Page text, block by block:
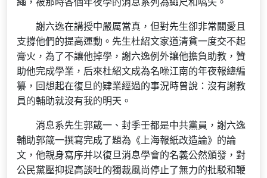
謝六逸在講授中嚴厲當真，但對先生卻非常關愛且
支撐他們的提高運動。先生杜紹文家道清貧一度交不起
膏火，為了不讓他掉學，謝六逸例外讓他擔負助教，贊
助他完成學業，后來杜紹文成為名噪江南的年夜報總編
纂，回想起在復旦的肄業經過的事況時曾說：沒有謝教
員的輔助就沒有我的明天。
消息系先生郭箴一、封季壬都是中共黨員，謝六逸
輔助郭箴一撰寫完成了題為《上海報紙改造論》的論
文，他親身寫序并以復旦消息學會的名義公然頒發，對
公民黨壓抑提高談吐的獨裁風尚停止了無力的批駁和鞭